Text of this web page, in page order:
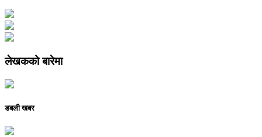
लेखकको बारेमा
डबली खबर